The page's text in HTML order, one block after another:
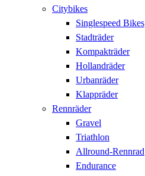
Citybikes
Singlespeed Bikes
Stadträder
Kompakträder
Hollandräder
Urbanräder
Klappräder
Rennräder
Gravel
Triathlon
Allround-Rennrad
Endurance